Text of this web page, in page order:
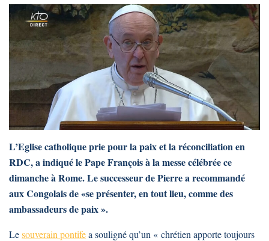
L’Eglise catholique prie pour la paix et la réconciliation en
RDC, a indiqué le Pape François à la messe célébrée ce
dimanche à Rome. Le successeur de Pierre a recommandé
aux Congolais de «se présenter, en tout lieu, comme des
ambassadeurs de paix ».
Lesouverain pontifea souligné qu’un « chrétien apporte toujours